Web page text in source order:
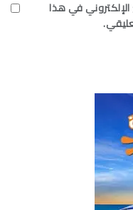
في هذا